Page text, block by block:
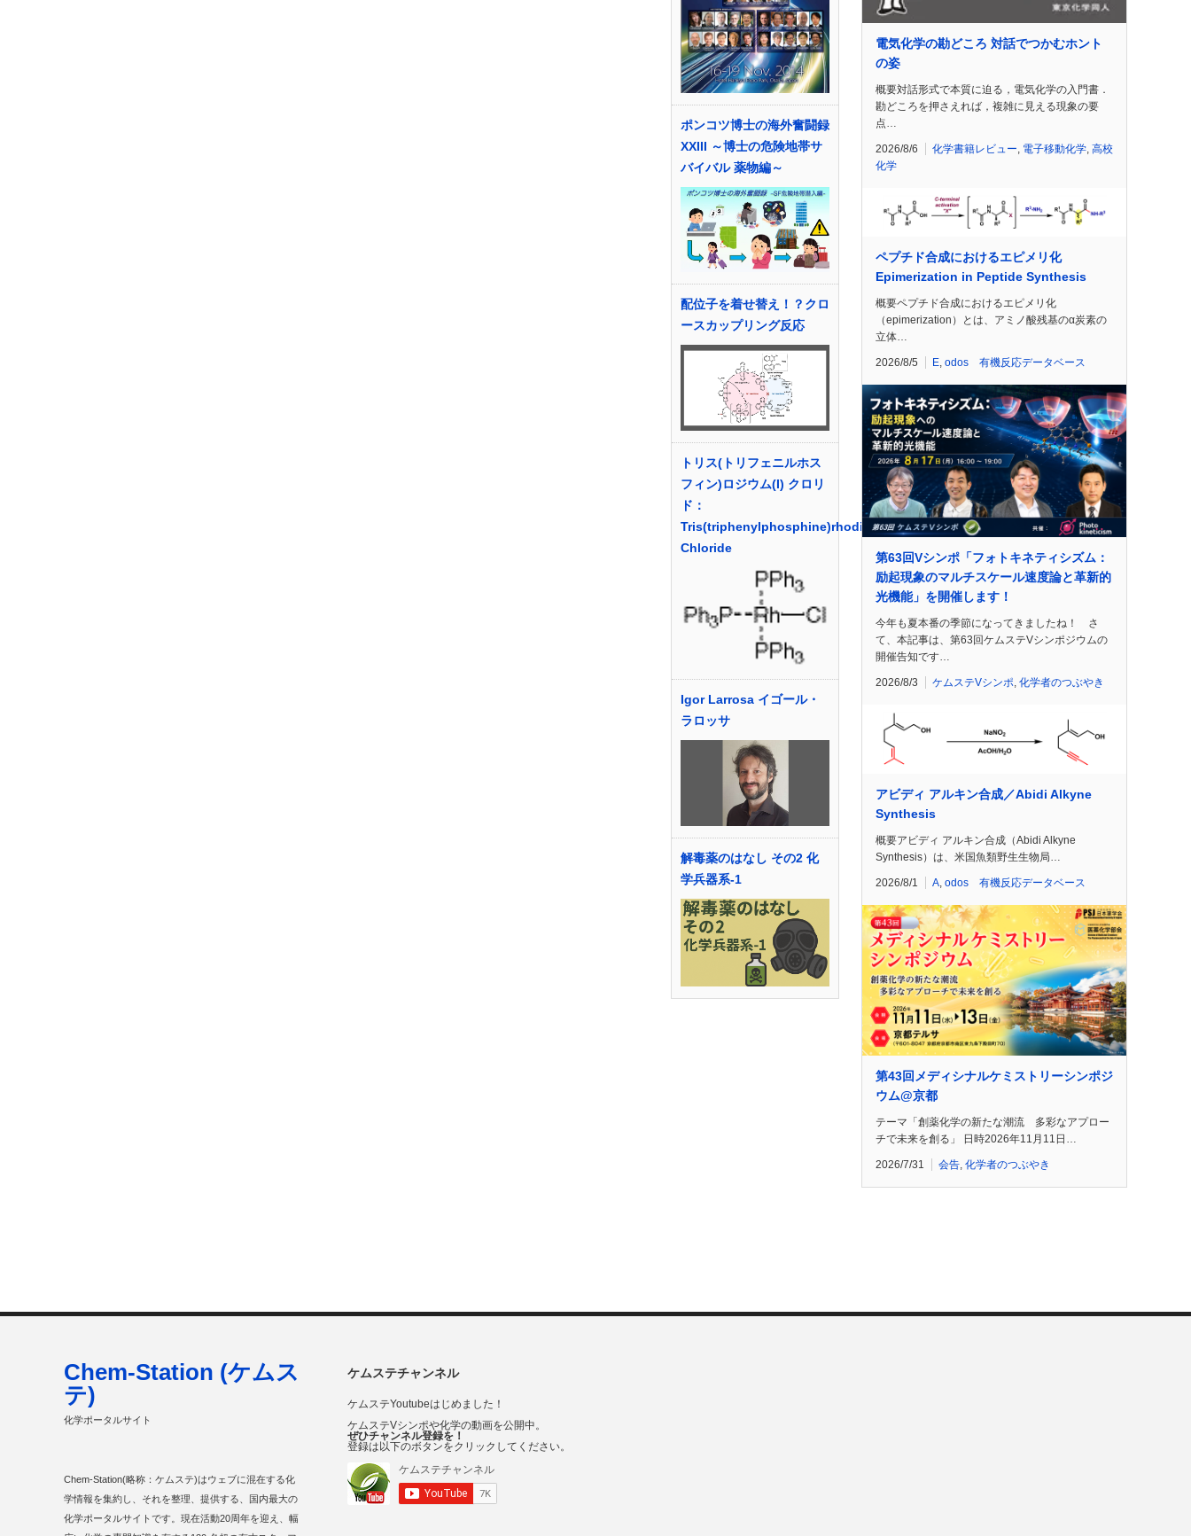
ポンコツ博士の海外奮闘録
XXIII ～博士の危険地帯サ
バイバル 薬物編～
配位子を着せ替え！？クロ
ースカップリング反応
トリス(トリフェニルホス
フィン)ロジウム(I) クロリ
ド：
Tris(triphenylphosphine)rhodium(I)
Chloride
Igor Larrosa イゴール・
ラロッサ
解毒薬のはなし その2 化
学兵器系-1
電気化学の勘どころ 対話でつかむホント
の姿
概要対話形式で本質に迫る，電気化学の入門書．
勘どころを押さえれば，複雑に見える現象の要
点…
2026/8/6 化学書籍レビュー, 電子移動化学, 高校
化学
ペプチド合成におけるエピメリ化
Epimerization in Peptide Synthesis
概要ペプチド合成におけるエピメリ化
（epimerization）とは、アミノ酸残基のα炭素の
立体…
2026/8/5 E, odos 有機反応データベース
第63回Vシンポ「フォトキネティシズム：
励起現象のマルチスケール速度論と革新的
光機能」を開催します！
今年も夏本番の季節になってきましたね！ さ
て、本記事は、第63回ケムステVシンポジウムの
開催告知です…
2026/8/3 ケムステVシンポ 化学者のつぶやき
アビディ アルキン合成／Abidi Alkyne
Synthesis
概要アビディ アルキン合成（Abidi Alkyne
Synthesis）は、米国魚類野生生物局…
2026/8/1 A odos 有機反応データベース
第43回メディシナルケミストリーシンポジ
ウム@京都
テーマ「創薬化学の新たな潮流 多彩なアプロー
チで未来を創る」 日時2026年11月11日…
2026/7/31 会告, 化学者のつぶやき
ケムステチャンネル
ケムステYoutubeはじめました！
ケムステVシンポや化学の動画を公開中。
ぜひチャンネル登録を！
登録は以下のボタンをクリックしてください。
Chem-Station (ケムス
テ)
化学ポータルサイト
Chem-Station(略称：ケムステ)はウェブに混在する化
学情報を集約し、それを整理、提供する、国内最大の
化学ポータルサイトです。現在活動20周年を迎え、幅